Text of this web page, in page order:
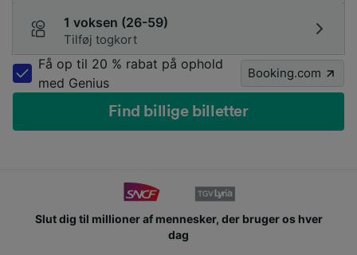
1 voksen (26-59)
Tilføj togkort
Få op til 20 % rabat på ophold
med Genius
Booking.com
Find billige billetter
Slut dig til millioner af mennesker, der bruger os hver
dag